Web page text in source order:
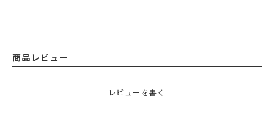
商品レビュー
レビューを書く